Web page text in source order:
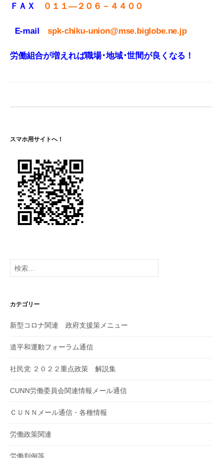
ＦＡＸ ０１１—２０６－４４００
E-mailspk-chiku-union@mse.biglobe.ne.jp
労働組合が増えれば職場･地域･世間が良くなる！
スマホ用サイトへ！
検
索:
カテゴリー
新型コロナ関連 政府支援策メニュー
道平和運動フォーラム通信
社民党 ２０２２重点政策 解説集
CUNN労働委員会関連情報メール通信
ＣＵＮＮメール通信・各種情報
労働政策関連
労働判例等